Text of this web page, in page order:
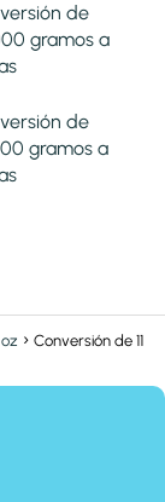
de
gramos a
de
gramos a
Conversión de 11